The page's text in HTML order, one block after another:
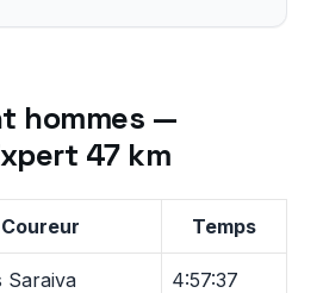
hommes —
47 km
Coureur Temps
Saraiva 4:57:37